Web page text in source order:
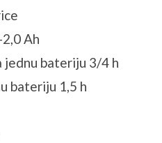
Ah
jednu bateriju 3/4 h
bateriju 1,5 h